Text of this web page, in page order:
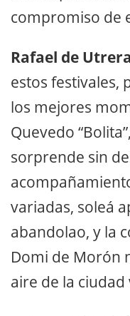
compromiso de
Rafael de
estos festivales,
los mejores
Quevedo
sorprende sin
variadas, soleá
abandolao, y la
Domi de Morón
aire de la